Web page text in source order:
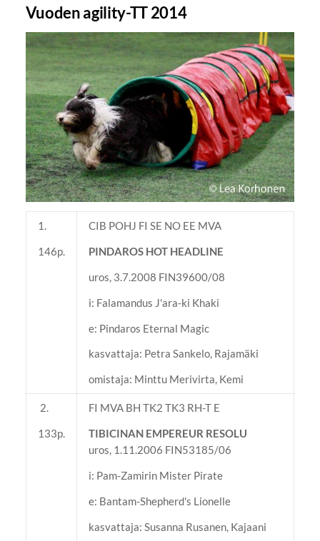
Vuoden agility-TT 2014
1.
146p.
CIB POHJ FI SE NO EE MVA
PINDAROS HOT HEADLINE
uros, 3.7.2008 FIN39600/08
i: Falamandus J'ara-ki Khaki
e: Pindaros Eternal Magic
kasvattaja: Petra Sankelo, Rajamäki
omistaja: Minttu Merivirta, Kemi
2.
133p.
FI MVA BH TK2 TK3 RH-T E
TIBICINAN EMPEREUR RESOLU
uros, 1.11.2006 FIN53185/06
i: Pam-Zamirin Mister Pirate
e: Bantam-Shepherd's Lionelle
kasvattaja: Susanna Rusanen, Kajaani